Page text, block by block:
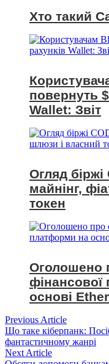
Хто такий
повернуть
Wallet: Звіт
Огляд
майнінг,
токен
Оголошено
основі
Навігація
записів
Previous ArticlePrevious
article:
Що таке кіберпанк:
фантастичному жанрі
Next ArticleNext